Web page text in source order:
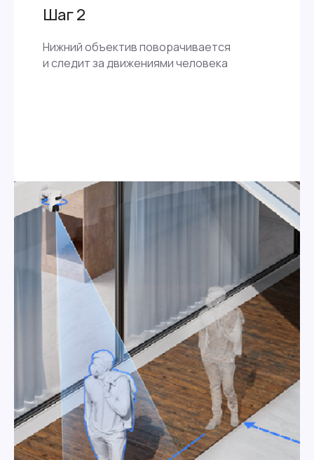
Шаг 2
Нижний объектив поворачивается
и следит за движениями человека